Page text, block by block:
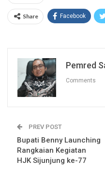
Share Facebook
Pemred
Comments
PREV POST
Bupati Benny Launching
Rangkaian Kegiatan
HJK Sijunjung ke-77